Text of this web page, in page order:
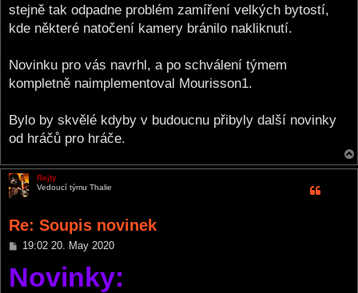
stejně tak odpadne problém zamíření velkých bytostí,
kde některé natočení kamery bránilo nakliknutí.
Novinku pro vás navrhl, a po schválení týmem
kompletně naimplementoval Mourisson1.
Bylo by skvělé kdyby v budoucnu přibyly další novinky
od hráčů pro hráče.
Rejty
Vedoucí týmu Thalie
Re: Soupis novinek
P
s
t
19:02 20. May 2020
Novinky: